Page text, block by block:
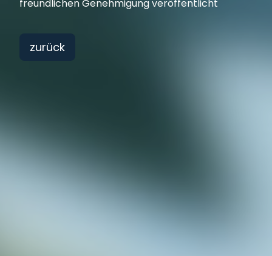
freundlichen Genehmigung veröffentlicht
zurück